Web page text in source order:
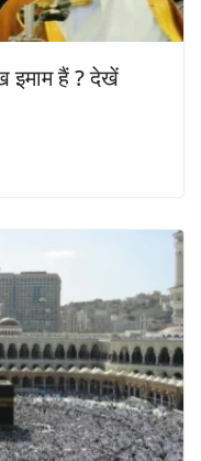
इमाम हैं ? देखें